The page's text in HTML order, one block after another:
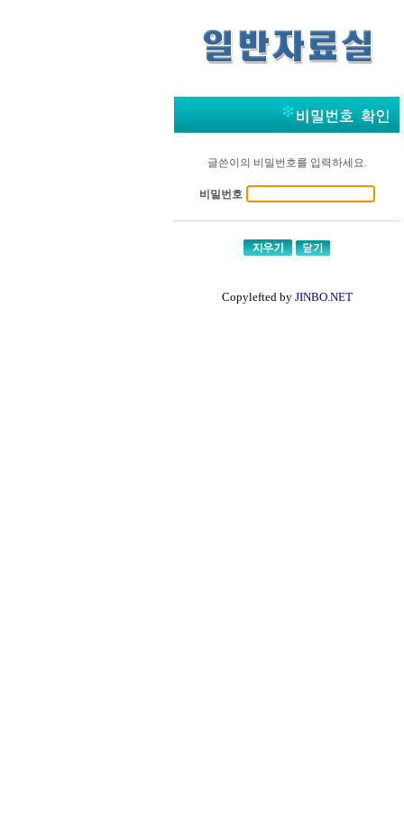
글쓴이의 비밀번호를 입력하세요.
비밀번호
Copylefted by JINBO.NET